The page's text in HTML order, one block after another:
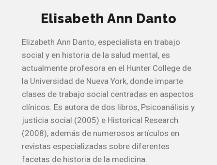
Elisabeth Ann Danto
Elizabeth Ann Danto, especialista en trabajo
social y en historia de la salud mental, es
actualmente profesora en el Hunter College de
la Universidad de Nueva York, donde imparte
clases de trabajo social centradas en aspectos
clínicos. Es autora de dos libros, Psicoanálisis y
justicia social (2005) e Historical Research
(2008), además de numerosos artículos en
revistas especializadas sobre diferentes
facetas de historia de la medicina.